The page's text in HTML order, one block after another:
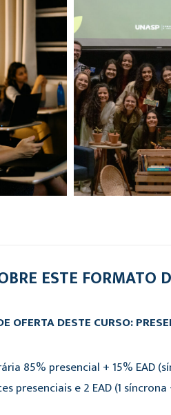
ESTE FORMATO
OFERTA DESTE CURSO:
85% presencial + 15% EAD
presenciais e 2 EAD (1 síncrona